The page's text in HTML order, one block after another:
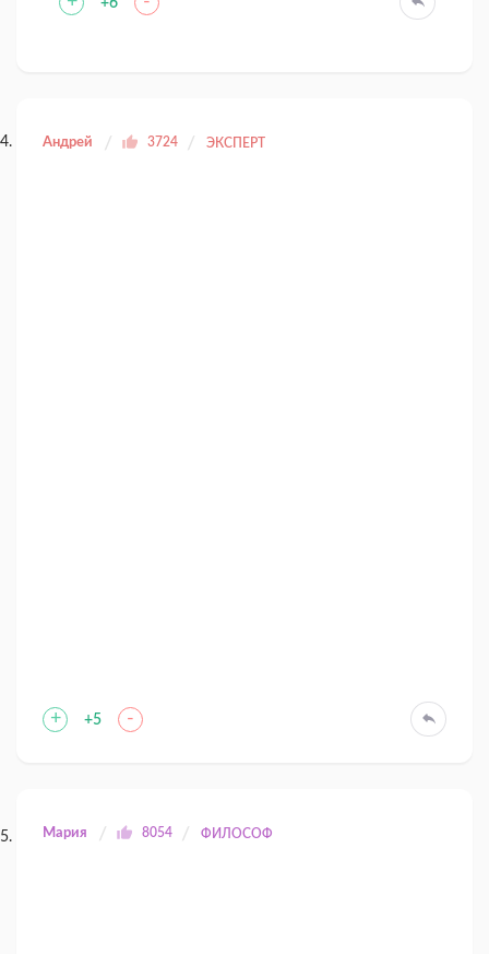
Андрей 3724 ЭКСПЕРТ
+ +5 -
Мария 8054 ФИЛОСОФ